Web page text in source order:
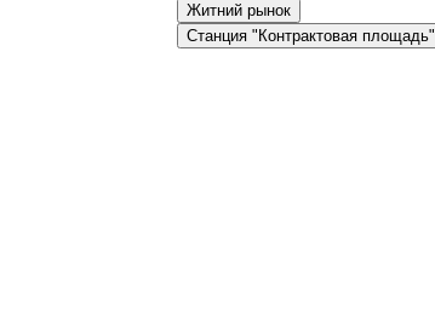
Житний рынок
Станция "Контрактовая площадь"